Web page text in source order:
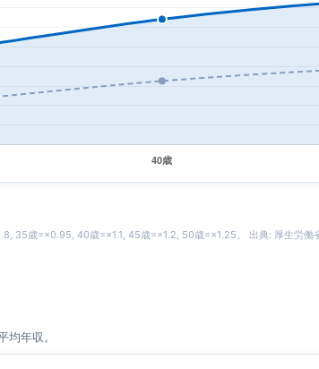
35歳=×0.95, 40歳=×1.1, 45歳=×1.2, 50歳=×1.25。 出典: 厚生労働
年収。